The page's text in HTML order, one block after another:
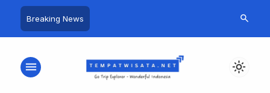
Breaking News search
menu light_mode